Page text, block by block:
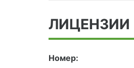
ЛИЦЕНЗИИ
Номер: